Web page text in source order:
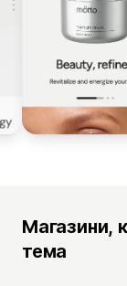
Магазини,
тема